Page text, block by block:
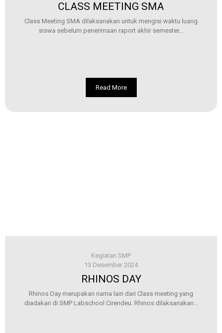
CLASS MEETING SMA
Class Meeting SMA dilaksanakan untuk mengisi waktu luang
siswa sebelum penerimaan raport akhir semester...
Read More
Kegiatan SMP
13 Desember 2024
RHINOS DAY
Rhinos Day merupakan nama lain dari Class meeting yang
diadakan di SMP Labschool Cirendeu. Rhinos dilaksanakan...